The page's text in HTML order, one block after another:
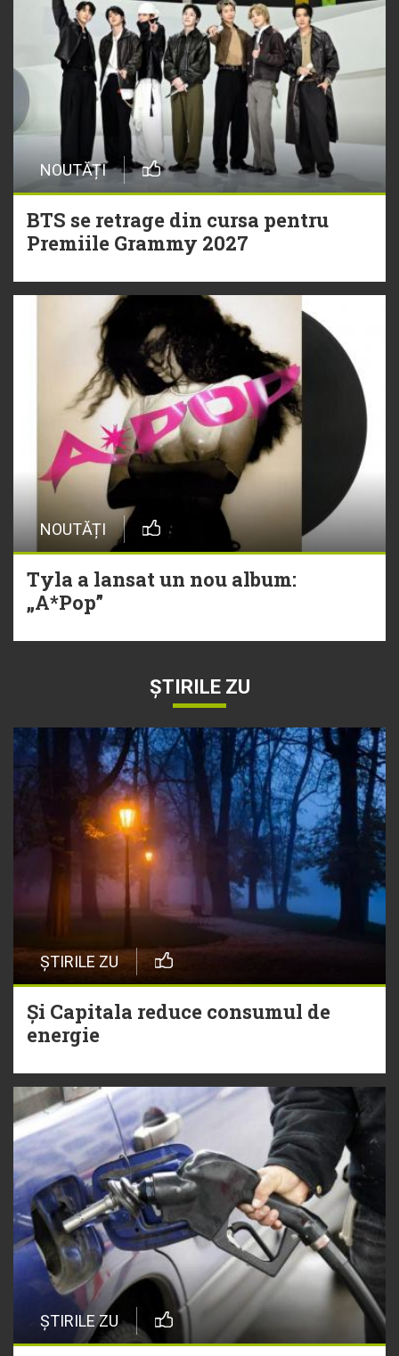
NOUTĂȚI
BTS se retrage din cursa pentru
Premiile Grammy 2027
NOUTĂȚI
Tyla a lansat un nou album:
„A*Pop”
ȘTIRILE ZU
ȘTIRILE ZU
Și Capitala reduce consumul de
energie
ȘTIRILE ZU